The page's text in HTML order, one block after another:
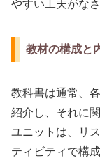
やすい工夫がな
教材の構成と
教科書は通常、
紹介し、それに
ユニットは、リ
ティビティで構